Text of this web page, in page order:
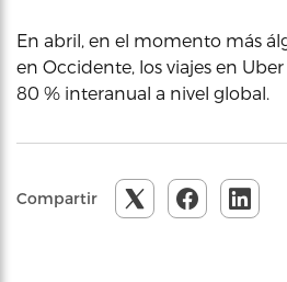
En abril, en el momento más
en Occidente, los viajes en
80 % interanual a nivel global.
Compartir